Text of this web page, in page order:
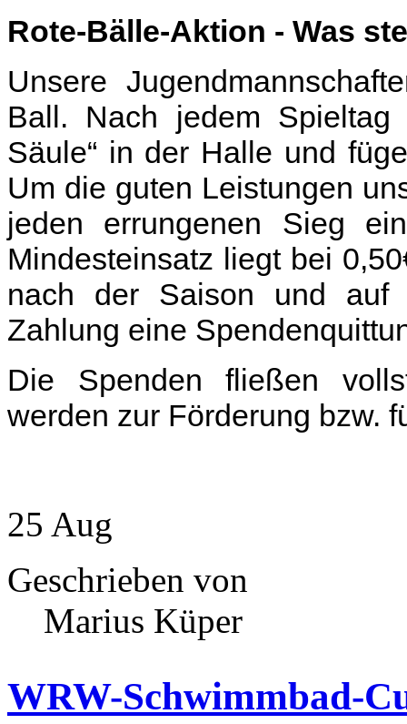
Rote-Bälle-Aktion - Was
Unsere
Ball. Nach jedem Spieltag
Säule“ in der Halle und
Um die guten Leistungen
jeden errungenen Sieg
Mindesteinsatz liegt bei
nach der Saison und auf
Zahlung eine
Die Spenden fließen
werden zur Förderung bzw.
25 Aug
Geschrieben von
Marius Küper
WRW-Schwimmbad-